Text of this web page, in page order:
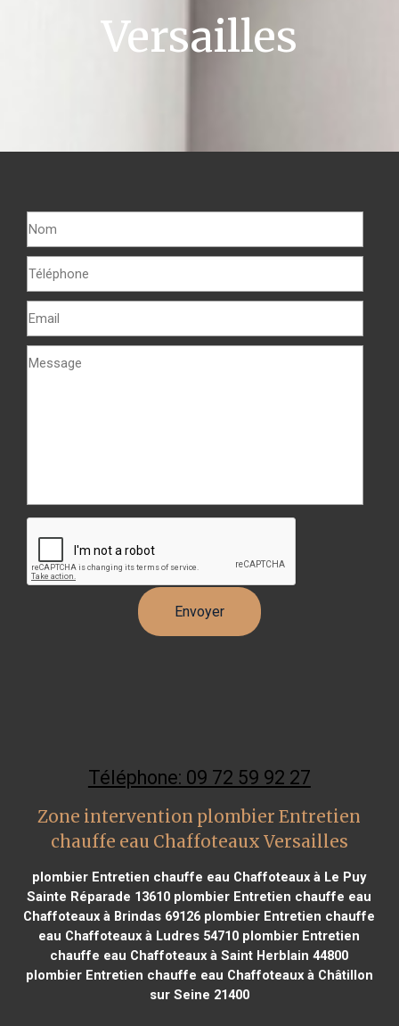
Versailles
Téléphone: 09 72 59 92 27
Zone intervention plombier Entretien
chauffe eau Chaffoteaux Versailles
plombier Entretien chauffe eau Chaffoteaux à Le Puy
Sainte Réparade 13610 plombier Entretien chauffe eau
Chaffoteaux à Brindas 69126 plombier Entretien chauffe
eau Chaffoteaux à Ludres 54710 plombier Entretien
chauffe eau Chaffoteaux à Saint Herblain 44800
plombier Entretien chauffe eau Chaffoteaux à Châtillon
sur Seine 21400